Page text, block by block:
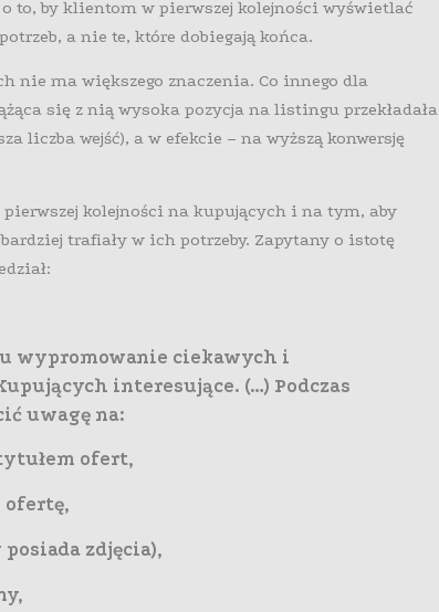
to, by klientom w pierwszej kolejności wyświetlać
a nie te, które dobiegają końca.
nie ma większego znaczenia. Co innego dla
się z nią wysoka pozycja na listingu przekładała
liczba wejść), a w efekcie – na wyższą konwersję
kolejności na kupujących i na tym, aby
trafiały w ich potrzeby. Zapytany o istotę
wypromowanie ciekawych i
interesujące. (…) Podczas
uwagę na:
ofert,
ofertę,
zdjęcia),